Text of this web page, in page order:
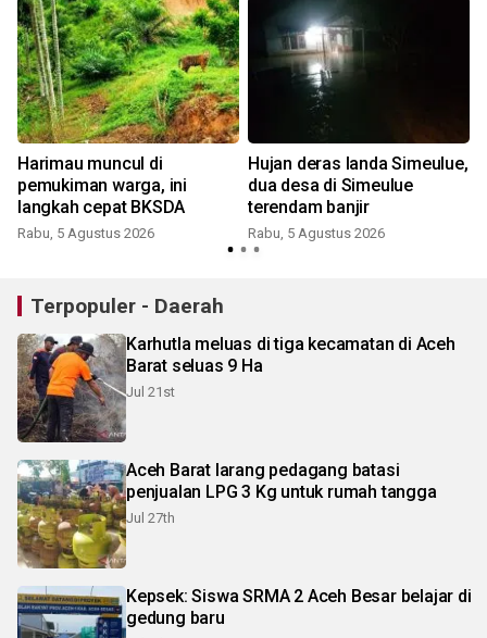
Harimau muncul di
pemukiman warga, ini
langkah cepat BKSDA
Rabu, 5 Agustus 2026
Hujan deras landa Simeulue,
dua desa di Simeulue
terendam banjir
Rabu, 5 Agustus 2026
Terpopuler - Daerah
Karhutla meluas di tiga kecamatan di Aceh
Barat seluas 9 Ha
Jul 21st
Aceh Barat larang pedagang batasi
penjualan LPG 3 Kg untuk rumah tangga
Jul 27th
Kepsek: Siswa SRMA 2 Aceh Besar belajar di
gedung baru